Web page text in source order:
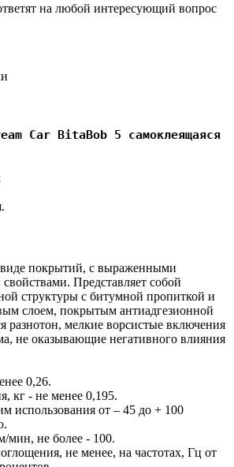
на любой интересующий вопрос
Car BitaBob 5 самоклеящаяся
покрытий, с выраженными
Представляет собой
структуры с битумной пропиткой и
слоем, покрытым антиадгезионной
разнотон, мелкие ворсистые включения
не оказывающие негативного влияния
0,26.
кг - не менее 0,195.
использования от – 45 до + 100
мин, не более - 100.
не менее, на частотах, Гц от